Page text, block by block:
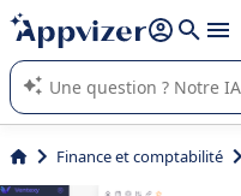
répondre (plusieurs lignes
L'IA de Appvizer vous guide
logiciel SaaS en entreprise.
Finance et comptabilité